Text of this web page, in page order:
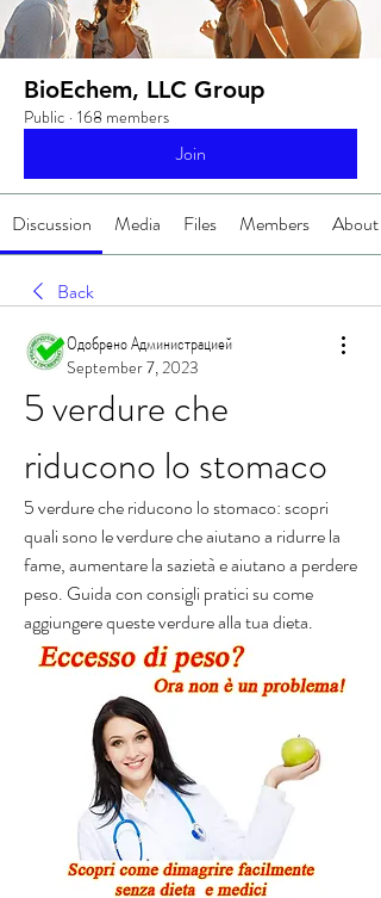
BioEchem, LLC Group
Public · 168 members
Join
Discussion Media Files Members About
Back
Одобрено Администрацией
September 7, 2023
5 verdure che
riducono lo stomaco
5 verdure che riducono lo stomaco: scopri
quali sono le verdure che aiutano a ridurre la
fame, aumentare la sazietà e aiutano a perdere
peso. Guida con consigli pratici su come
aggiungere queste verdure alla tua dieta.